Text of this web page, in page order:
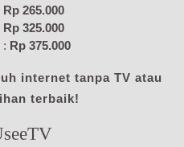
Rp 265.000
Rp 325.000
: Rp 375.000
internet tanpa TV atau
terbaik!